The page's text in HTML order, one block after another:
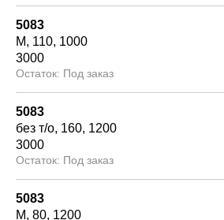
5083
М
110 1000
3000
Под заказ
5083
без т/о 160 1200
3000
Под заказ
5083
М 80 1200